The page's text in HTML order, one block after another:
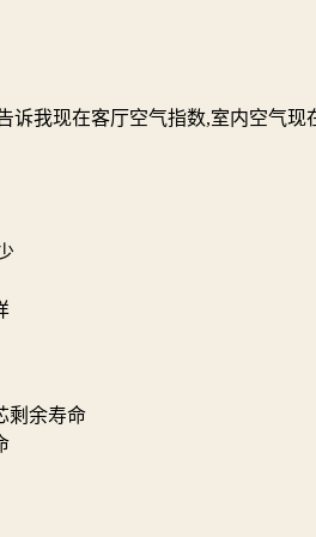
诉我现在客厅空气指数,室内空气现
剩余寿命